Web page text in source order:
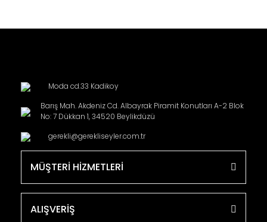
Moda cd.33 Kadikoy
Barış Mah. Akdeniz Cd. Albayrak Piramit Konutları A-2 Blok
No: 7 Dükkan 1, 34520 Beylikdüzü
gerekli@gerekliseyler.com.tr
MÜŞTERİ HİZMETLERİ
ALIŞVERİŞ